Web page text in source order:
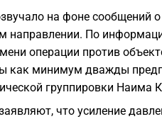
на фоне сообщений
направлении. По
операции против
как минимум дважды
группировки Наима
что усиление